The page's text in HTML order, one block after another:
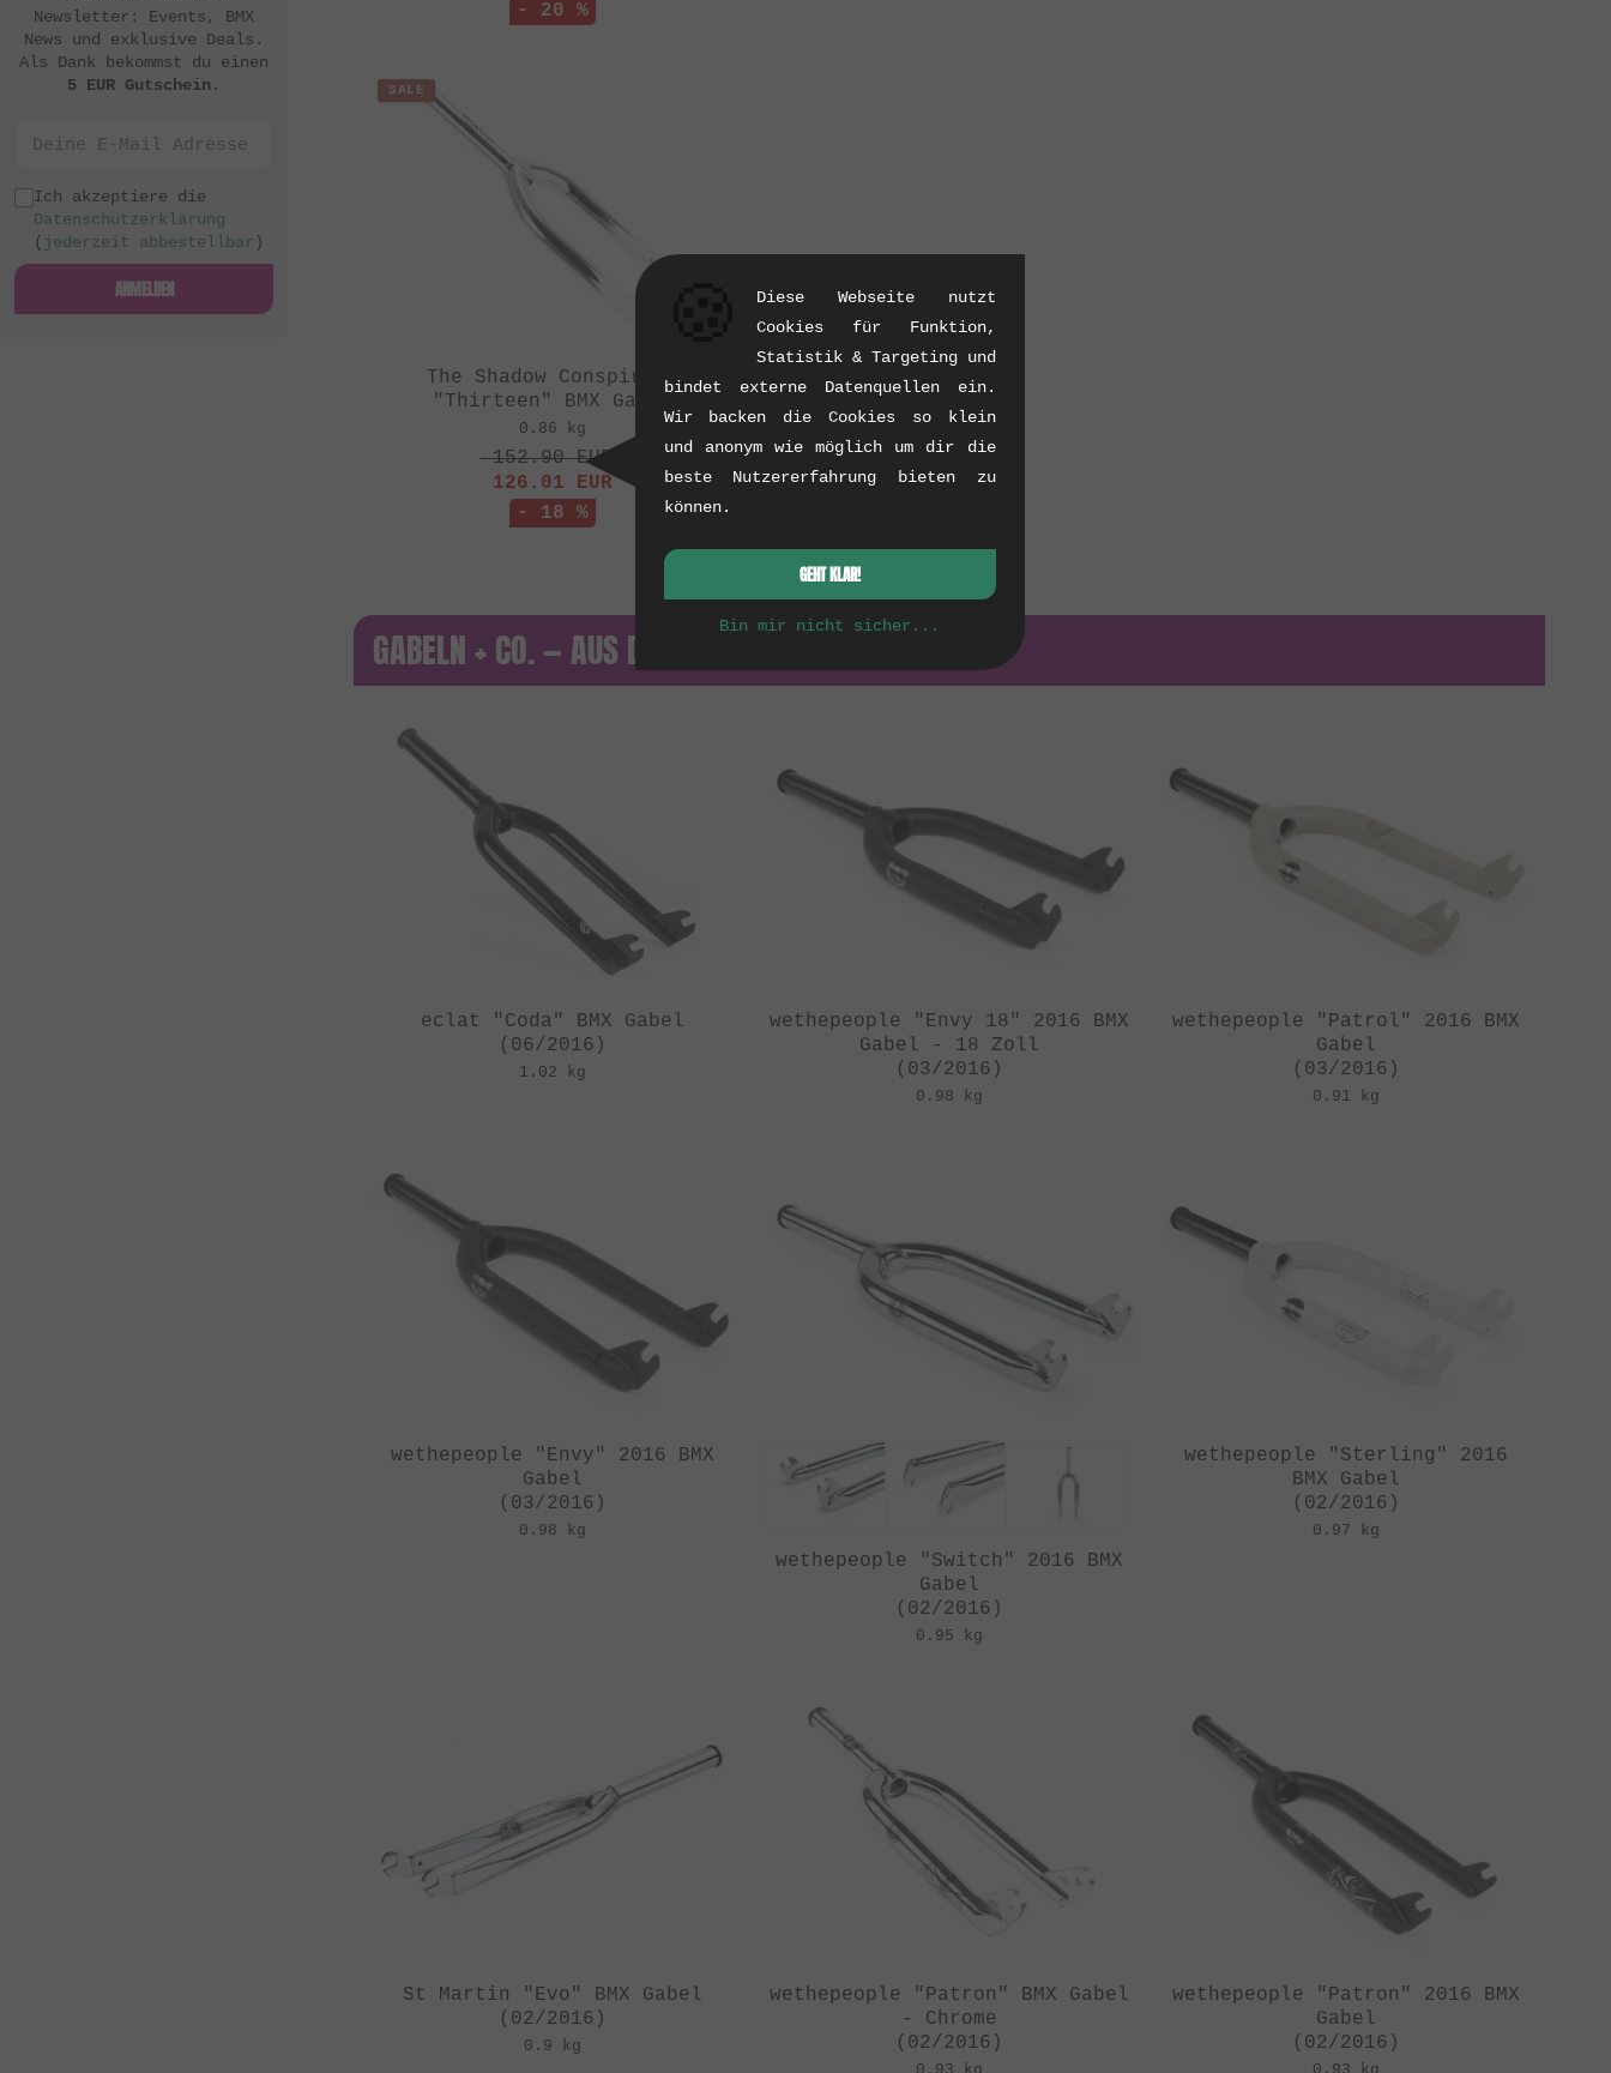
- 20 %
SALE
The Shadow Conspiracy
"Thirteen" BMX Gabel
0.86 kg
152.90EUR
126.01 EUR
- 18 %
GABELN + CO. — AUS DEM ARCHIV
eclat "Coda" BMX Gabel
(06/2016)
1.02 kg
wethepeople "Envy 18" 2016 BMX
Gabel - 18 Zoll
(03/2016)
0.98 kg
wethepeople "Patrol" 2016 BMX
Gabel
(03/2016)
0.91 kg
wethepeople "Envy" 2016 BMX
Gabel
(03/2016)
0.98 kg
wethepeople "Switch" 2016 BMX
Gabel
(02/2016)
0.95 kg
wethepeople "Sterling" 2016
BMX Gabel
(02/2016)
0.97 kg
St Martin "Evo" BMX Gabel
(02/2016)
0.9 kg
wethepeople "Patron" BMX Gabel
- Chrome
(02/2016)
wethepeople "Patron" 2016 BMX
Gabel
(02/2016)
Newsletter: Events, BMX
News und exklusive Deals.
Als Dank bekommst du einen
5 EUR Gutschein.
Ich akzeptiere die
Datenschutzerklärung
( jederzeit abbestellbar )
ANMELDEN
Diese Webseite nutzt
Cookies für Funktion,
Statistik & Targeting und
bindet externe Datenquellen ein.
Wir backen die Cookies so klein
und anonym wie möglich um dir die
beste Nutzererfahrung bieten zu
können.
GEHT KLAR!
Bin mir nicht sicher...